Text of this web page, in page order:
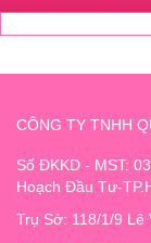
CÔNG TY TNHH
Số ĐKKD - MST:
Hoạch Đầu Tư-
Trụ Sở: 118/1/9 Lê